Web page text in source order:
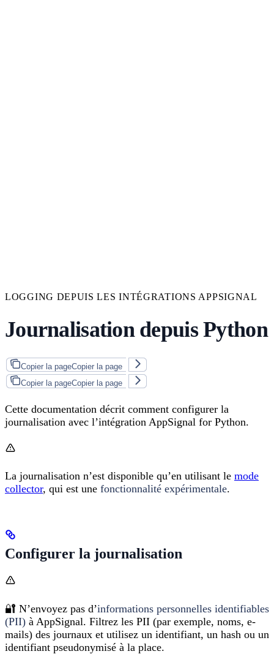
LOGGING DEPUIS LES INTÉGRATIONS APPSIGNAL
Journalisation depuis Python
Copier la pageCopier la page
Copier la pageCopier la page
Cette documentation décrit comment configurer la
journalisation avec l’intégration AppSignal for Python.
La journalisation n’est disponible qu’en utilisant le mode
collector, qui est une fonctionnalité expérimentale.
Configurer la journalisation
🔐 N’envoyez pas d’informations personnelles identifiables
(PII) à AppSignal. Filtrez les PII (par exemple, noms, e-
mails) des journaux et utilisez un identifiant, un hash ou un
identifiant pseudonymisé à la place.